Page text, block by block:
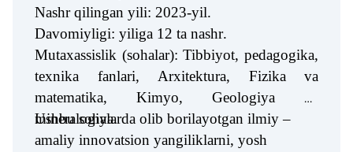
Nashr qilingan yili: 2023-yil.
Davomiyligi: yiliga 12 ta nashr.
Mutaxassislik (sohalar): Tibbiyot, pedagogika,
texnika fanlari, Arxitektura, Fizika va
matematika, Kimyo, Geologiya va
mineralogiya.
Ushbu sohalarda olib borilayotgan ilmiy –
amaliy innovatsion yangiliklarni, yosh